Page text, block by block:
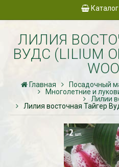
ЛИЛИЯ
ВУДС (LILIUM
Главная
Посадочный
Многолетние и
Лилии
Лилия восточная Тайгер